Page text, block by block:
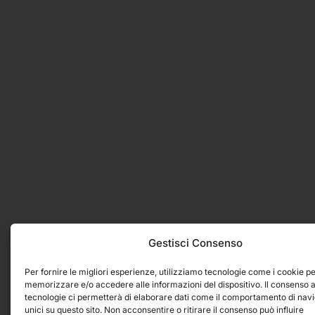
Gestisci Consenso
Per fornire le migliori esperienze, utilizziamo tecnologie come i cookie
memorizzare e/o accedere alle informazioni del dispositivo. Il consenso
tecnologie ci permetterà di elaborare dati come il comportamento di
unici su questo sito. Non acconsentire o ritirare il consenso può influire